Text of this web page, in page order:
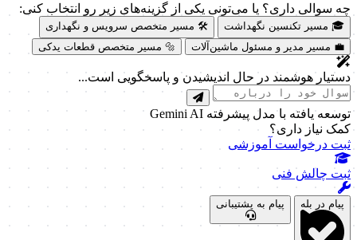
چه سوالی داری؟ یا می‌تونی یکی از گزینه‌های زیر رو انتخاب کنی:
🎓 مسیر تکنسین نگهداشت
🛠️ مسیر متخصص سرویس و نگهداری
💼 مسیر مدیر و مسئول ماشین‌آلات
🔩 مسیر متخصص قطعات یدکی
دستیار هوشمند در حال اندیشیدن و پاسخگویی است...
توسعه یافته با مدل پیشرفته Gemini AI
کمک نیاز داری؟
ثبت درخواست آموزشی
ثبت چالش فنی
پیام در بله پیام به پشتیبانی